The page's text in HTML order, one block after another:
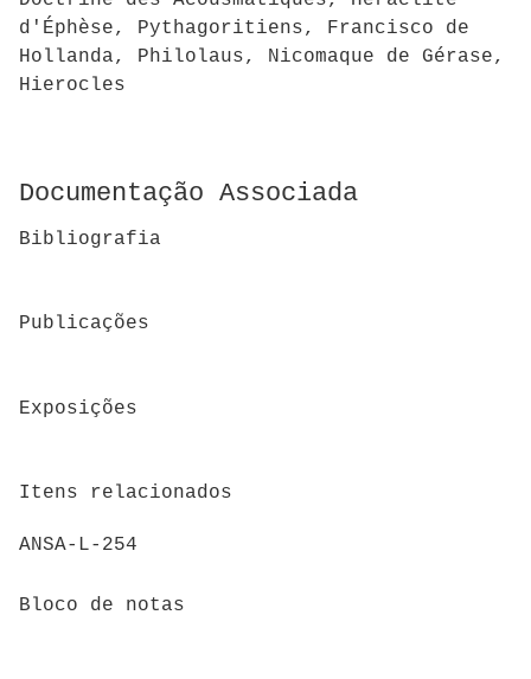
d'Éphèse, Pythagoritiens, Francisco de
Hollanda, Philolaus, Nicomaque de Gérase,
Hierocles
Documentação Associada
Bibliografia
Publicações
Exposições
Itens relacionados
ANSA-L-254
Bloco de notas